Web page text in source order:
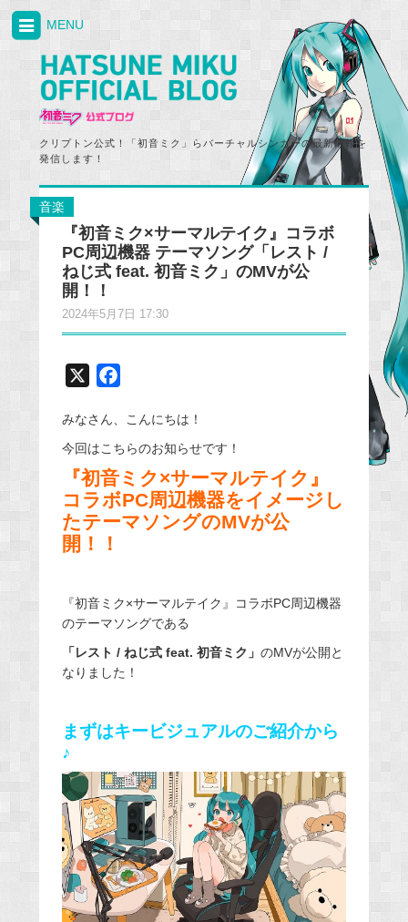
クリプトン公式！「初音ミク」らバーチャルシンガーの最新情報を
発信します！
MENU
音楽
『初音ミク×サーマルテイク』コラボ
PC周辺機器 テーマソング「レスト /
ねじ式 feat. 初音ミク」のMVが公
開！！
2024年5月7日 17:30
c
e
b
o
o
みなさん、こんにちは！
今回はこちらのお知らせです！
『初音ミク×サーマルテイク』
コラボPC周辺機器をイメージし
たテーマソングのMVが公
開！！
『初音ミク×サーマルテイク』コラボPC周辺機器
のテーマソングである
「レスト / ねじ式 feat. 初音ミク」 のMVが公開と
なりました！
まずはキービジュアルのご紹介から
♪